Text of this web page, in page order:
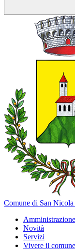
Comune di San
Amministrazione
Novità
Servizi
Vivere il comune